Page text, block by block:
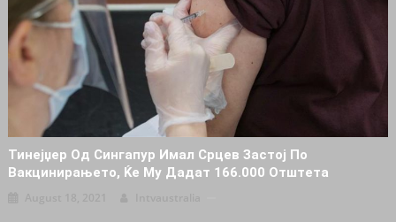
Тинејџер Од Сингапур Имал Срцев Застој По
Вакцинирањето, Ќе Му Дадат 166.000 Отштета